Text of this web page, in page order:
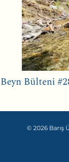
Beyn Bülteni
© 2026 Barış